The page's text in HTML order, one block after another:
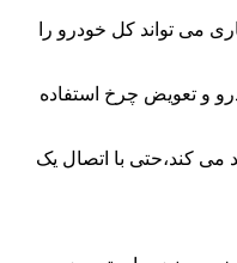
می تواند کل خودرو را
و تعویض چرخ استفاده
کند،حتی با اتصال یک